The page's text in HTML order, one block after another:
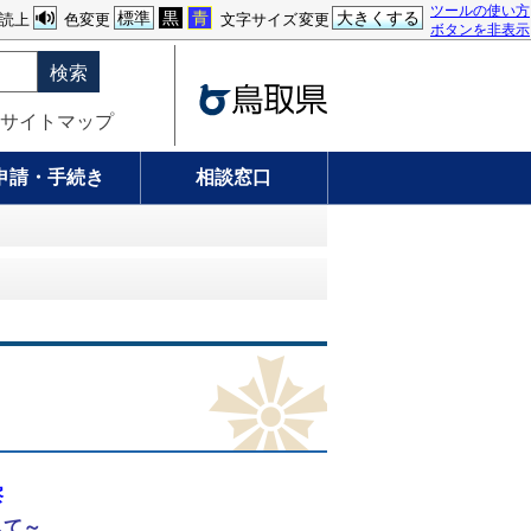
ツールの使い方
ボタンを非表示
文字サイズ変更 大きくする
色変更 標準 黒 青
上
検索
サイトマップ
請・手続き 相談窓口